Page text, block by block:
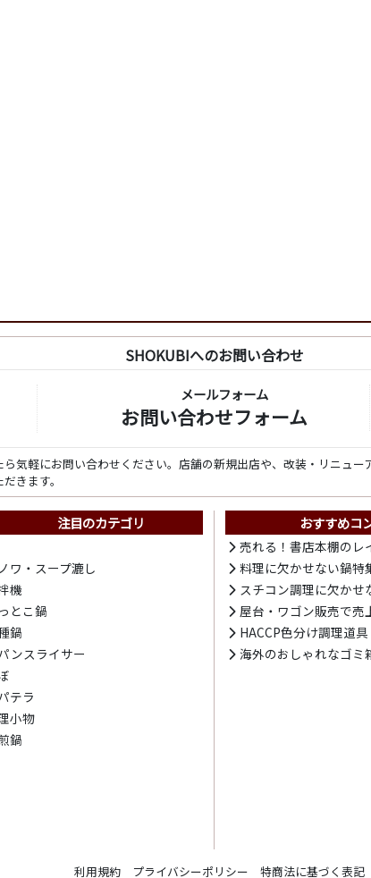
SHOKUBIへのお問い合わせ
メールフォーム
お問い合わせフォーム
気軽にお問い合わせください。店舗の新規出店や、改装・リニュ
きます。
注目のカテゴリ
ワ・スープ漉し
機
とこ鍋
鍋
ンスライサー
テラ
小物
鍋
おすすめコ
売れる！書店本棚のレ
料理に欠かせない鍋特
スチコン調理に欠かせ
屋台・ワゴン販売で売
HACCP色分け調理道具
海外のおしゃれなゴミ
利用規約 プライバシーポリシー 特商法に基づく表記